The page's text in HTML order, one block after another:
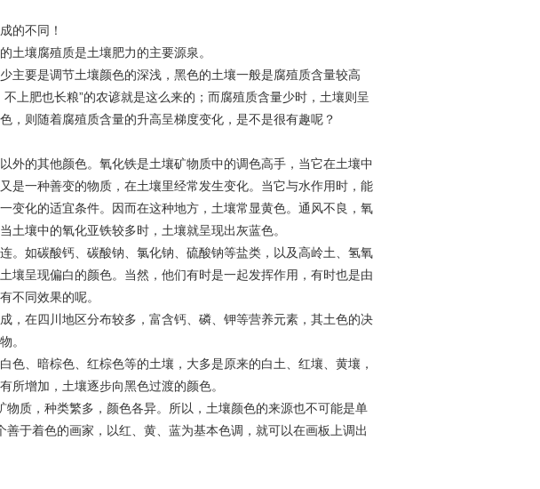
的不同！
土壤腐殖质是土壤肥力的主要源泉。
主要是调节土壤颜色的深浅，黑色的土壤一般是腐殖质含量较高
上肥也长粮”的农谚就是这么来的；而腐殖质含量少时，土壤则呈
，则随着腐殖质含量的升高呈梯度变化，是不是很有趣呢？
外的其他颜色。氧化铁是土壤矿物质中的调色高手，当它在土壤中
是一种善变的物质，在土壤里经常发生变化。当它与水作用时，能
变化的适宜条件。因而在这种地方，土壤常显黄色。通风不良，氧
土壤中的氧化亚铁较多时，土壤就呈现出灰蓝色。
。如碳酸钙、碳酸钠、氯化钠、硫酸钠等盐类，以及高岭土、氢氧
壤呈现偏白的颜色。当然，他们有时是一起发挥作用，有时也是由
不同效果的呢。
，在四川地区分布较多，富含钙、磷、钾等营养元素，其土色的决
。
色、暗棕色、红棕色等的土壤，大多是原来的白土、红壤、黄壤，
所增加，土壤逐步向黑色过渡的颜色。
质，种类繁多，颜色各异。所以，土壤颜色的来源也不可能是单
于着色的画家，以红、黄、蓝为基本色调，就可以在画板上调出